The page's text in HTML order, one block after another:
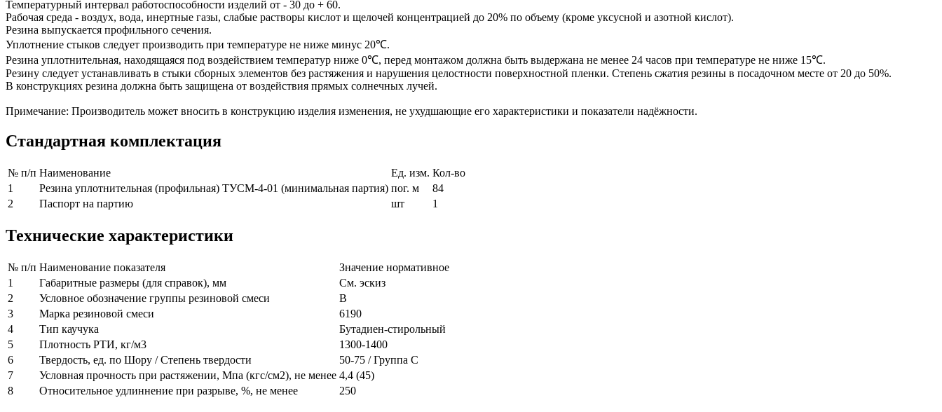
Температурный интервал работоспособности изделий от - 30 до + 60.
Рабочая среда - воздух, вода, инертные газы, слабые растворы кислот и щелочей концентрацией до 20% по объему (кроме уксусной и азотной кислот).
Резина выпускается профильного сечения.
Уплотнение стыков следует производить при температуре не ниже минус 20℃.
Резина уплотнительная, находящаяся под воздействием температур ниже 0℃, перед монтажом должна быть выдержана не менее 24 часов при температуре не ниже 15℃.
Резину следует устанавливать в стыки сборных элементов без растяжения и нарушения целостности поверхностной пленки. Степень сжатия резины в посадочном месте от 20 до 50%.
В конструкциях резина должна быть защищена от воздействия прямых солнечных лучей.
Примечание: Производитель может вносить в конструкцию изделия изменения, не ухудшающие его характеристики и показатели надёжности.
Стандартная комплектация
№ п/п Наименование Ед. изм. Кол-во
1
Резина уплотнительная (профильная) ТУСМ-4-01 (минимальная партия) пог. м
84
2
Паспорт на партию шт 1
Технические характеристики
№ п/п Наименование показателя
Значение нормативное
1
Габаритные размеры (для справок), мм
См. эскиз
2
Условное обозначение группы резиновой смеси
В
3
Марка резиновой смеси
6190
4
Тип каучука
Бутадиен‐стирольный
5
Плотность РТИ, кг/м3
1300‐1400
6
Твердость, ед. по Шору / Степень твердости
50‐75 / Группа С
7
Условная прочность при растяжении, Мпа (кгс/см2), не менее 4,4 (45)
8
Относительное удлиннение при разрыве, %, не менее 250